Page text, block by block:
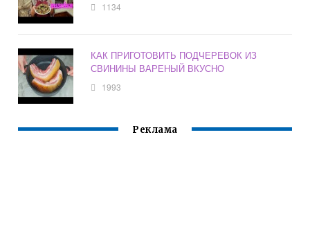
1134
КАК ПРИГОТОВИТЬ ПОДЧЕРЕВОК ИЗ
СВИНИНЫ ВАРЕНЫЙ ВКУСНО
1993
Реклама